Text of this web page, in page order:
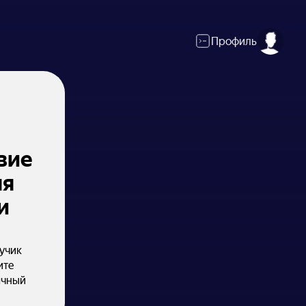
Профиль